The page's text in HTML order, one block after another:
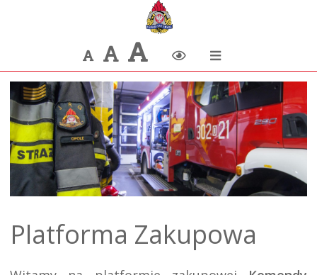
DomyślnaWiększa
czcionkaczcionka Zmiana
Platforma Zakupowa